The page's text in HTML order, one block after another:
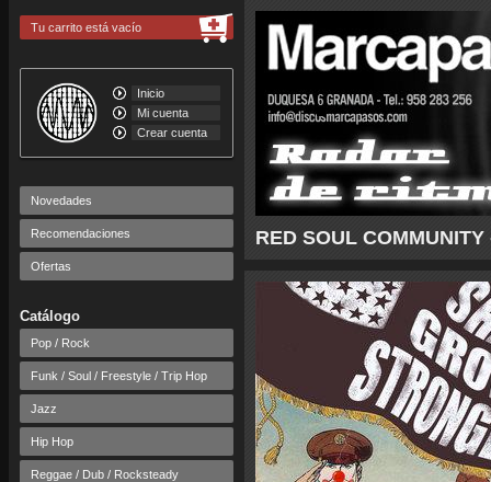
RED SOUL
Tu carrito está vacío
Inicio
Mi cuenta
Crear cuenta
Novedades
Recomendaciones
Ofertas
Catálogo
Pop / Rock
Funk / Soul / Freestyle / Trip Hop
Jazz
Hip Hop
Reggae / Dub / Rocksteady